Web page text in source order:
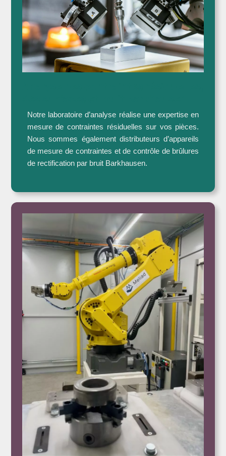
Notre laboratoire d’analyse réalise une expertise en
mesure de contraintes résiduelles sur vos pièces.
Nous sommes également distributeurs d’appareils
de mesure de contraintes et de contrôle de brûlures
de rectification par bruit Barkhausen.